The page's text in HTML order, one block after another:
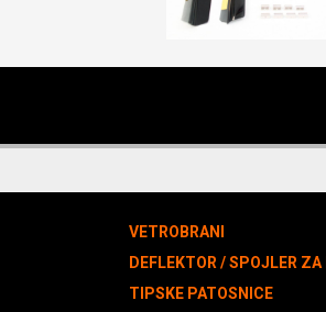
VETROBRANI
DEFLEKTOR / SPOJLER ZA
TIPSKE PATOSNICE